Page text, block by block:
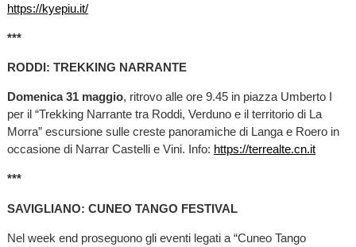
https://kyepiu.it/
***
RODDI: TREKKING NARRANTE
Domenica 31 maggio, ritrovo alle ore 9.45 in piazza Umberto I
per il “Trekking Narrante tra Roddi, Verduno e il territorio di La
Morra” escursione sulle creste panoramiche di Langa e Roero in
occasione di Narrar Castelli e Vini. Info: https://terrealte.cn.it
***
SAVIGLIANO: CUNEO TANGO FESTIVAL
Nel week end proseguono gli eventi legati a “Cuneo Tango